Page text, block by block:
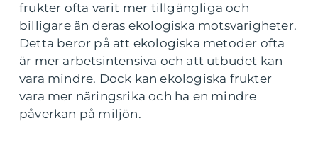
frukter ofta varit mer tillgängliga och
billigare än deras ekologiska motsvarigheter.
Detta beror på att ekologiska metoder ofta
är mer arbetsintensiva och att utbudet kan
vara mindre. Dock kan ekologiska frukter
vara mer näringsrika och ha en mindre
påverkan på miljön.